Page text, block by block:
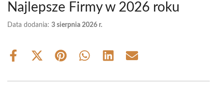
Najlepsze Firmy w 2026 roku
Data dodania: 3 sierpnia 2026 r.
Share
Share
(Twitter)
Share Share Share Share